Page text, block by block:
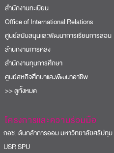
สำนักงานทะเบียน
Office of International Relations
ศูนย์สนับสนุนและพัฒนาการเรียนการสอน
สำนักงานการคลัง
สำนักงานทุนการศึกษา
ศูนย์สหกิจศึกษาและพัฒนาอาชีพ
>> ดูทั้งหมด
โครงการและความร่วมมือ
ช. ต้นกล้าการออม มหาวิทยาลัยศรีปทุม
SPU